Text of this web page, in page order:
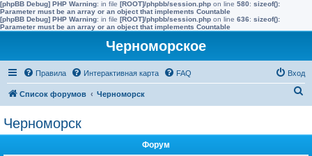
[phpBB Debug] PHP Warning: in file [ROOT]/phpbb/session.php on line 580: sizeof():
Parameter must be an array or an object that implements Countable
[phpBB Debug] PHP Warning: in file [ROOT]/phpbb/session.php on line 636: sizeof():
Parameter must be an array or an object that implements Countable
Черноморское
Правила Интерактивная карта FAQ Вход
Список форумов Черноморск
Черноморск
Форум